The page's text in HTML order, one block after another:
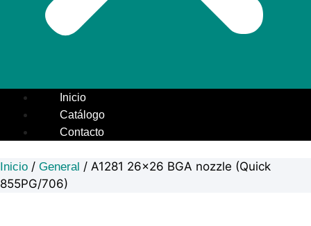
Inicio
Catálogo
Contacto
Inicio / General / A1281 26×26 BGA nozzle (Quick
855PG/706)